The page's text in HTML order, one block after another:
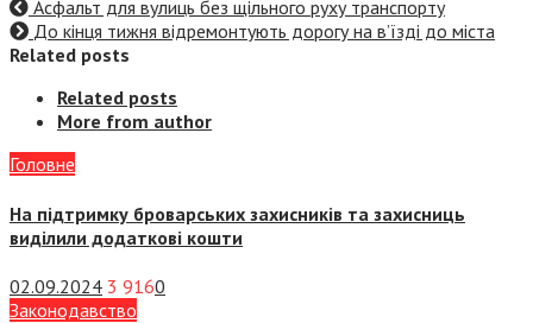
Асфальт для вулиць без щільного руху транспорту
До кінця тижня відремонтують дорогу на в’їзді до міста
Related posts
Related posts
More from author
Головне
На підтримку броварських захисників та захисниць
виділили додаткові кошти
02.09.2024 3 9160
Законодавство